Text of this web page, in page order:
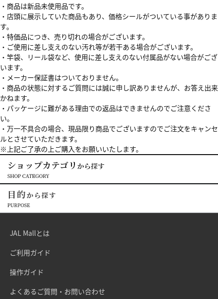
・商品は新品未使用品です。
・店頭に展示していた商品もあり、価格シールがついている事がありま
す。
・特価品につき、売り切れの場合がございます。
・ご使用に差し支えのない汚れ等が若干ある場合がございます。
・竿袋、リール袋など、使用に差し支えのない付属品がない場合がござ
います。
・メーカー保証書はついておりません。
・商品の状態に対するご質問には誠に申し訳ありませんが、お答え出来
かねます。
・パッケージに難がある理由での返品はできませんのでご注意くださ
い。
・万一不具合の場合、現品限り商品でございますのでご注文をキャンセ
ルとさせていただきます。
※上記ご了承の上ご購入をお願いいたします。
JAL Mallとは
ご利用ガイド
操作ガイド
よくあるご質問・お問い合わせ